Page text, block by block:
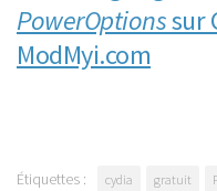
PowerOptionssur
ModMyi.com
Étiquettes : cydia gratuit